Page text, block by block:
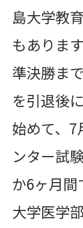
島大学教
もありま
準決勝ま
を引退後
始めて、7
ンター試
か6ヶ月間
大学医学